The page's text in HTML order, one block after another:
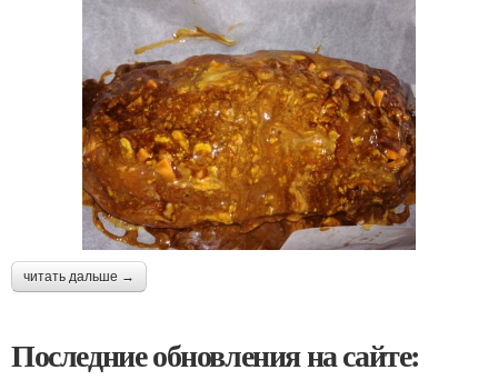
читать дальше →
Последние обновления на сайте: